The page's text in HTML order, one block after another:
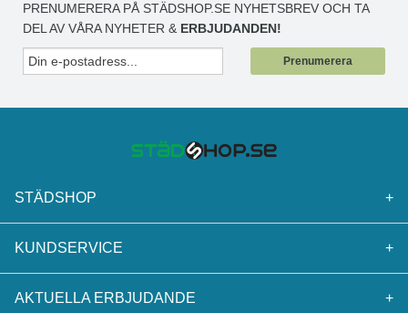
PRENUMERERA PÅ STÄDSHOP.SE NYHETSBREV OCH TA
DEL AV VÅRA NYHETER & ERBJUDANDEN!
Prenumerera
STÄDSHOP +
KUNDSERVICE +
AKTUELLA ERBJUDANDE +